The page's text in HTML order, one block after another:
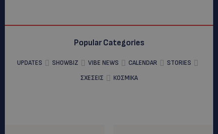
Popular Categories
UPDATES SHOWBIZ VIBE NEWS CALENDAR
STORIES
ΣΧΕΣΕΙΣ
ΚΟΣΜΙΚΑ